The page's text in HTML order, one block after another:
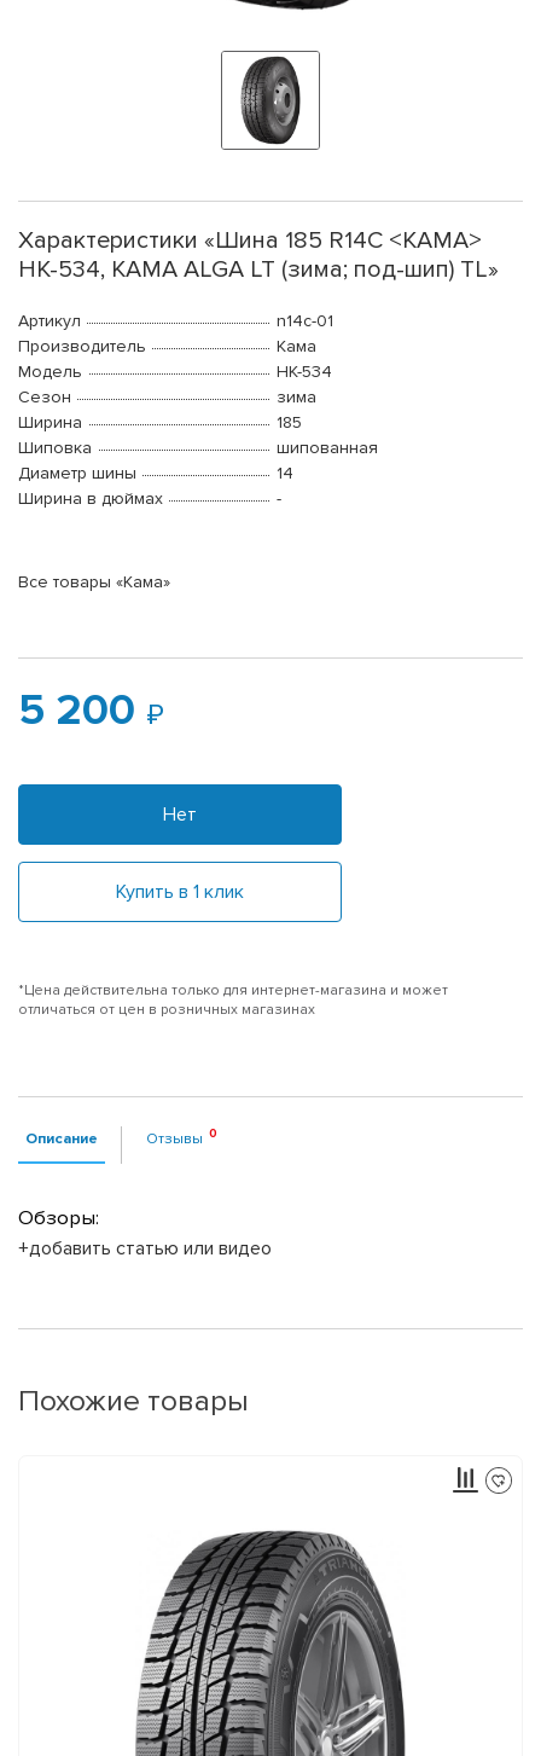
Характеристики «Шина 185 R14C <КАМА>
HK-534, KAMA ALGA LT (зима; под-шип) TL»
Артикул
n14c-01
Производитель
Кама
Модель
HK-534
Сезон
зима
Ширина
185
Шиповка
шипованная
Диаметр шины
14
Ширина в дюймах
-
Все товары «Кама»
5 200
Нет
Купить в 1 клик
*Цена действительна только для интернет-магазина и может
отличаться от цен в розничных магазинах
Описание Отзывы
Обзоры:
+добавить статью или видео
Похожие товары